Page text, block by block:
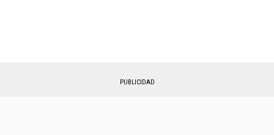
PUBLICIDAD